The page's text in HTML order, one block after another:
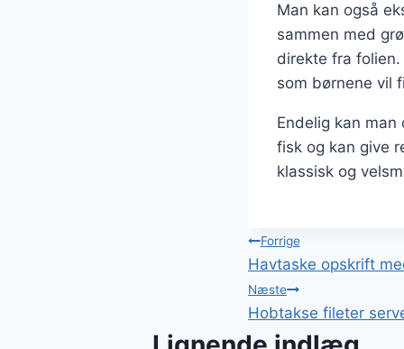
Man kan også
sammen med
direkte fra
som børnene vil
Endelig kan
fisk og kan give
klassisk og
Forrige
Havtaske opskrift
Næste
Hobtakse fileter